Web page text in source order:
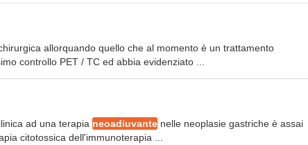
allorquando quello che al momento è un trattamento
controllo PET / TC ed abbia evidenziato ...
ad una terapia neoadiuvante nelle neoplasie gastriche è assai
citotossica dell'immunoterapia ...